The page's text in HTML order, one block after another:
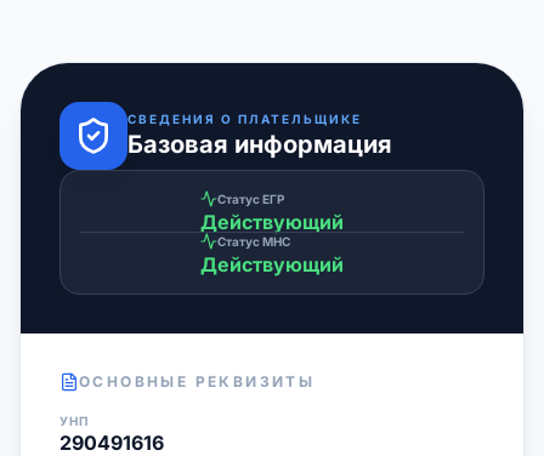
СВЕДЕНИЯ О ПЛАТЕЛЬЩИКЕ
Базовая информация
Статус ЕГР
Действующий
Статус МНС
Действующий
ОСНОВНЫЕ РЕКВИЗИТЫ
УНП
290491616